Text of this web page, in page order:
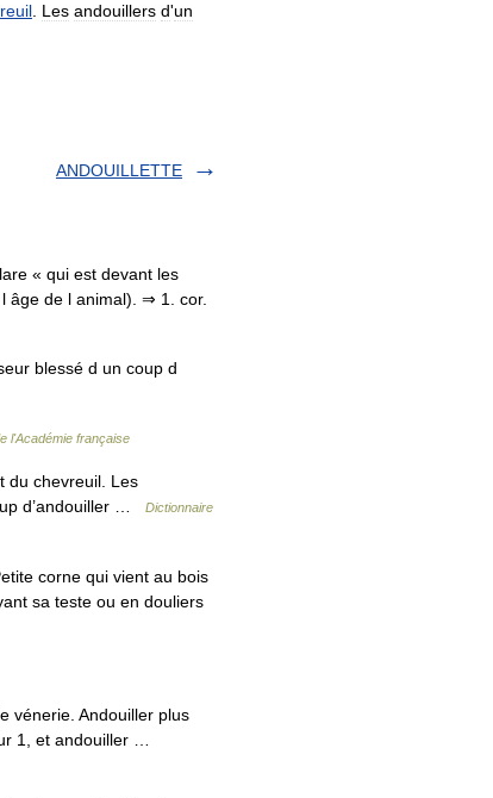
Les andouillers d'un
ANDOUILLETTE
« qui est devant les
âge de l animal). ⇒ 1. cor.
blessé d un coup d
l'Académie française
du chevreuil. Les
d’andouiller …
Dictionnaire
corne qui vient au bois
sa teste ou en douliers
vénerie. Andouiller plus
1, et andouiller …